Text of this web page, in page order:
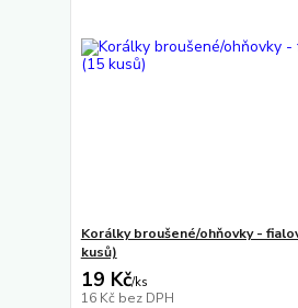
Korálky broušené/ohňovky -
kusů)
19 Kč/ks
16 Kč bez DPH